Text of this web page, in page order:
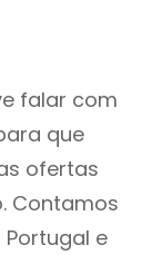
falar com
que
ofertas
Contamos
e